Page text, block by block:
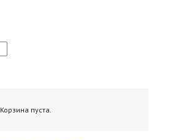
Корзина пуста.